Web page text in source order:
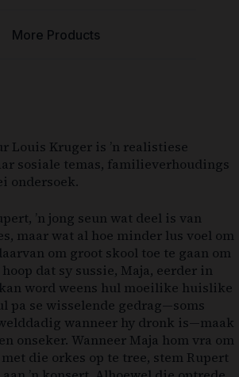
More Products
Louis Kruger is ’n realistiese
sosiale temas, familieverhoudings
ondersoek.
’n jong seun wat deel is van
maar wat al hoe minder lus voel om
om groot skool toe te gaan om
hoop dat sy sussie, Maja, eerder in
word weens hul moeilike huislike
pa se wisselende gedrag—soms
wanneer hy dronk is—maak
onseker. Wanneer Maja hom vra om
die orkes op te tree, stem Rupert